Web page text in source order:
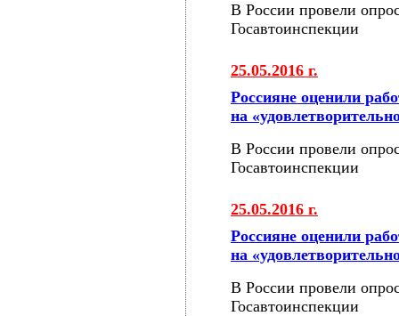
В России провели
Госавтоинспекции
25.05.2016 г.
Россияне оценили
на
В России провели
Госавтоинспекции
25.05.2016 г.
Россияне оценили
на
В России провели
Госавтоинспекции